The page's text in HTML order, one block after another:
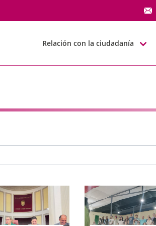
Relación con la ciudadanía
búsqueda